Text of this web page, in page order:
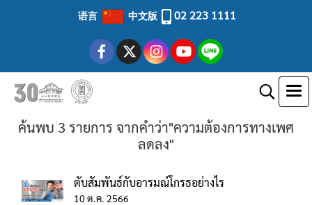
语言 中文版 02 223 1111
ค้นพบ 3 รายการ จากคำว่า"ความต้องการทางเพศ
ลดลง"
ตับสัมพันธ์กับอารมณ์โกรธอย่างไร
10 ต.ค. 2566